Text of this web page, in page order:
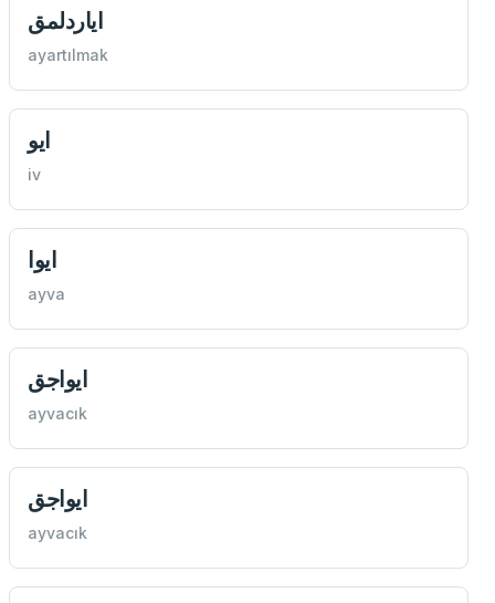
اياردلمق
ayartılmak
ايو
iv
ايوا
ayva
ايواجق
ayvacık
ايواجق
ayvacık